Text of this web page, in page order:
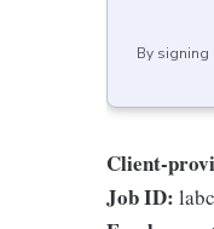
By signing
Client-
Job ID: